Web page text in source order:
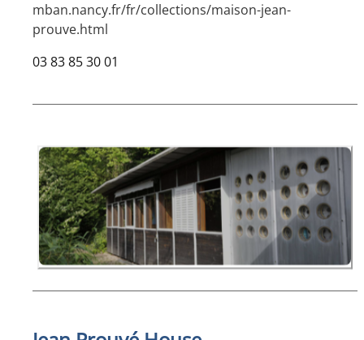
mban.nancy.fr/fr/collections/maison-jean-
prouve.html
03 83 85 30 01